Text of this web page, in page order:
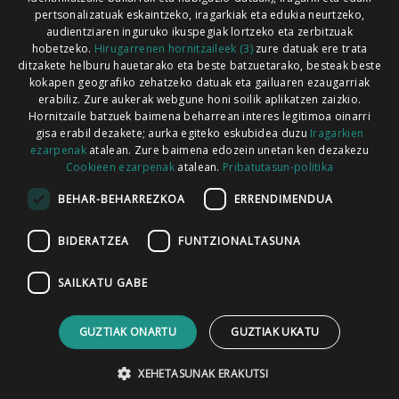
Codesyntaxek garatua
HARREMANETARAKO
pertsonalizatuak eskaintzeko, iragarkiak eta edukia neurtzeko,
audientziaren inguruko ikuspegiak lortzeko eta zerbitzuak
hobetzeko. Hirugarrenen hornitzaileek (3)zure datuak ere trata
ditzakete helburu hauetarako eta beste batzuetarako, besteak beste
kokapen geografiko zehatzeko datuak eta gailuaren ezaugarriak
erabiliz. Zure aukerak webgune honi soilik aplikatzen zaizkio.
Hornitzaile batzuek baimena beharrean interes legitimoa oinarri
gisa erabil dezakete; aurka egiteko eskubidea duzu Iragarkien
ezarpenakatalean. Zure baimena edozein unetan ken dezakezu
Cookieen ezarpenak atalean. Pribatutasun-politika
BEHAR-BEHARREZKOA ERRENDIMENDUA
BIDERATZEA FUNTZIONALTASUNA
SAILKATU GABE
GUZTIAK ONARTU GUZTIAK UKATU
XEHETASUNAK ERAKUTSI